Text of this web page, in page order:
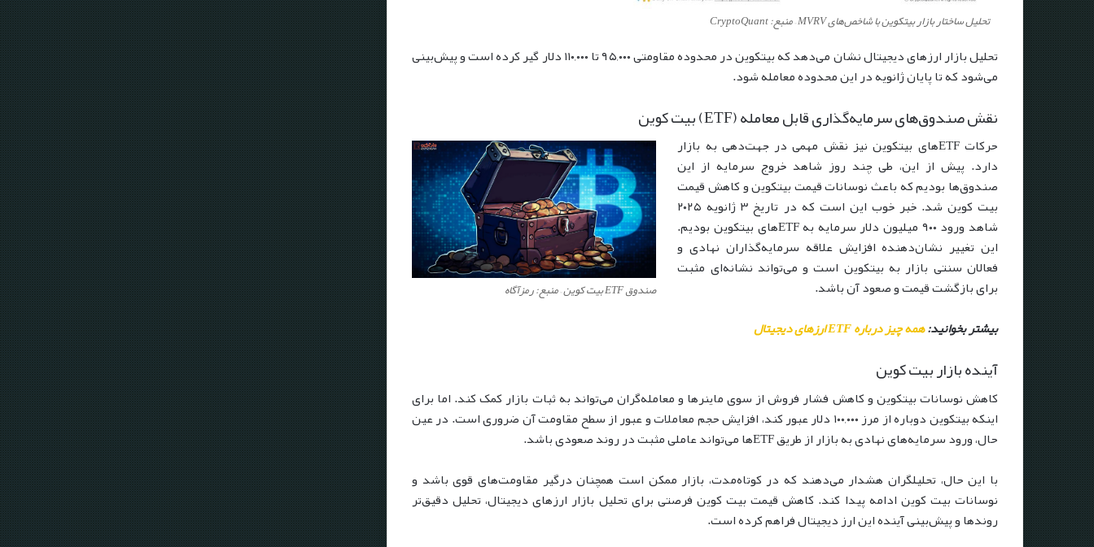
تحلیل ساختار بازار بیتکوین با شاخص‌های MVRV – منبع: CryptoQuant
تحلیل بازار ارزهای دیجیتال نشان می‌دهد که بیتکوین در محدوده مقاومتی ۹۵,۰۰۰ تا ۱۱۰,۰۰۰ دلار گیر کرده است و پیش‌بینی
می‌شود که تا پایان ژانویه در این محدوده معامله شود.
نقش صندوق‌های سرمایه‌گذاری قابل معامله (ETF) بیت کوین
صندوق ETF بیت کوین – منبع: رمزآگاه
حرکات ETFهای بیتکوین نیز نقش مهمی در جهت‌دهی به بازار
دارد. پیش از این، طی چند روز شاهد خروج سرمایه از این
صندوق‌ها بودیم که باعث نوسانات قیمت بیتکوین و کاهش قیمت
بیت کوین شد.
خبر خوب این است که در تاریخ ۳ ژانویه ۲۰۲۵
شاهد ورود ۹۰۰ میلیون دلار سرمایه به ETFهای بیتکوین بودیم.
این تغییر نشان‌دهنده افزایش علاقه سرمایه‌گذاران نهادی و
فعالان سنتی بازار به بیتکوین است و می‌تواند نشانه‌ای مثبت
برای بازگشت قیمت و صعود آن باشد.
بیشتر بخوانید:همه چیز درباره ETF ارزهای دیجیتال
آینده بازار بیت کوین
کاهش نوسانات بیتکوین و کاهش فشار فروش از سوی ماینرها و معامله‌گران می‌تواند به ثبات بازار کمک کند. اما برای
اینکه بیتکوین دوباره از مرز ۱۰۰,۰۰۰ دلار عبور کند، افزایش حجم معاملات و عبور از سطح مقاومت آن ضروری است. در عین
حال، ورود سرمایه‌های نهادی به بازار از طریق ETFها می‌تواند عاملی مثبت در روند صعودی باشد.
با این حال، تحلیلگران هشدار می‌دهند که در کوتاه‌مدت، بازار ممکن است همچنان درگیر مقاومت‌های قوی باشد و
نوسانات بیت کوین ادامه پیدا کند. کاهش قیمت بیت کوین فرصتی برای تحلیل بازار ارزهای دیجیتال، تحلیل دقیق‌تر
روندها و پیش‌بینی آینده این ارز دیجیتال فراهم کرده است.